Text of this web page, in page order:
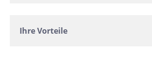
Ihre Vorteile